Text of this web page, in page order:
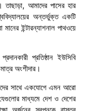
তাছাড়া, আমাদের পাসের হার
অন্তর্ভুক্ত একটি
ইন্টারন্যাশনাল পাথওয়ে
প্রতিষ্ঠান ইউসিবি
অংশীদার।
সাথে একযোগে এমন আরো
মাধ্যমে দেশ ও দেশের